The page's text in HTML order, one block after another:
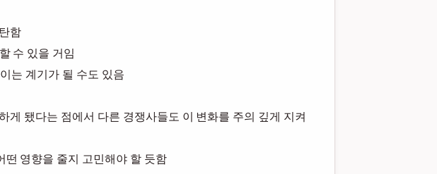
함
수 있을 거임
는 계기가 될 수도 있음
게 됐다는 점에서 다른 경쟁사들도 이 변화를 주의 깊게 지켜
떤 영향을 줄지 고민해야 할 듯함